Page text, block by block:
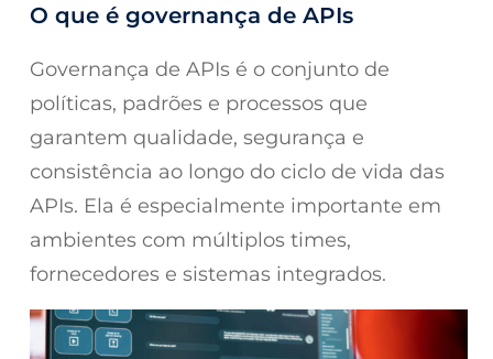
O que é governança de APIs
Governança de APIs é o conjunto de
políticas, padrões e processos que
garantem qualidade, segurança e
consistência ao longo do ciclo de vida das
APIs. Ela é especialmente importante em
ambientes com múltiplos times,
fornecedores e sistemas integrados.